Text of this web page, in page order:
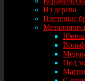
Из дерева
Плетеные
Под